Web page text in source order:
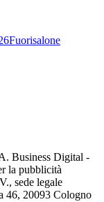
Fuorisalone
Business Digital -
la pubblicità
sede legale
46, 20093 Cologno